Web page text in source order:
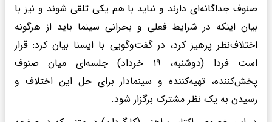
صنوف جداگانه‌ای دارند و نباید با هم یکی تلقی شوند و نیز با
بیان اینکه در شرایط فعلی و بحرانی سینما باید از هرگونه
اختلاف‌نظر پرهیز کرد، در گفت‌وگویی با ایسنا بیان کرد: قرار
است فردا (دوشنبه، ۱۹ خرداد) جلسه‌ای میان صنوف
پخش‌کننده، تهیه‌کننده و سینمادار برای حل این اختلاف و
رسیدن به یک نظر مشترک برگزار شود.